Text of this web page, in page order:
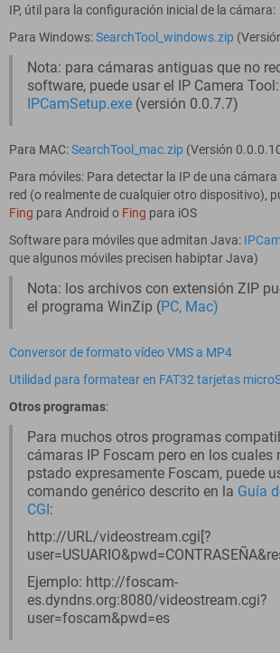
IP, útil para la configuración inicial de la cámara:
Para Windows:SearchTool_windows.zip
Nota: para cámaras antiguas que no
software, puede usar el IP Camera Tool:
IPCamSetup.exe (versión 0.0.7.7)
Para MAC:SearchTool_mac.zip (Versión
Para móviles: Para detectar la IP de una
red (o realmente de cualquier otro dispositivo),
Fing para Android o Fing para iOS
Software para móviles que admitan Java:
que algunos móviles precisen habiptar Java)
Nota: los archivos con extensión ZIP
el programa WinZip (PC, Mac)
Conversor de formato vídeo VMS a MP4
Utilidad para formatear en FAT32 tarjetas
Otros programas:
Para muchos otros programas
cámaras IP Foscam pero en los cuales
pstado expresamente Foscam, puede
comando genérico descrito en la Guía
CGI:
http://URL/videostream.cgi[?
Ejemplo: http://foscam-
es.dyndns.org:8080/videostream.cgi?
user=foscam&pwd=es